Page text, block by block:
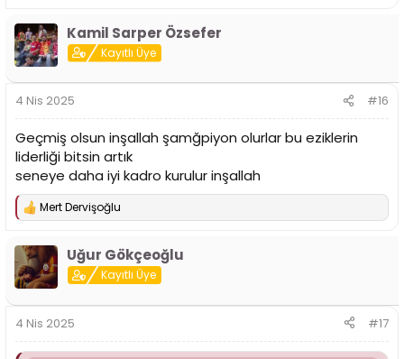
k
i
l
:
Kamil Sarper Özsefer
Kayıtlı Üye
4 Nis 2025 #16
Geçmiş olsun inşallah şamğpiyon olurlar bu eziklerin
liderliği bitsin artık
seneye daha iyi kadro kurulur inşallah
T
p
k
i
l
:
Mert Dervişoğlu
Uğur Gökçeoğlu
Kayıtlı Üye
4 Nis 2025 #17